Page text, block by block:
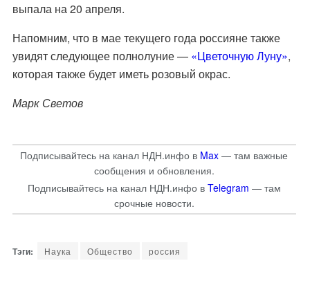
выпала на 20 апреля.
Напомним, что в мае текущего года россияне также
увидят следующее полнолуние — «Цветочную Луну»,
которая также будет иметь розовый окрас.
Марк Светов
Подписывайтесь на канал НДН.инфо в Max — там важные
сообщения и обновления.
Подписывайтесь на канал НДН.инфо в Telegram — там
срочные новости.
Наука Общество россия